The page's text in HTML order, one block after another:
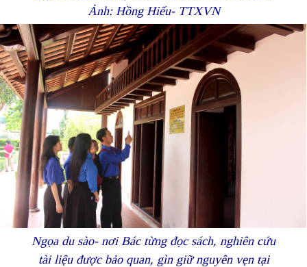
Ảnh: Hồng Hiếu- TTXVN
Ngọa du sào- nơi Bác từng đọc sách, nghiên cứu
tài liệu được bảo quan, gìn giữ nguyên vẹn tại